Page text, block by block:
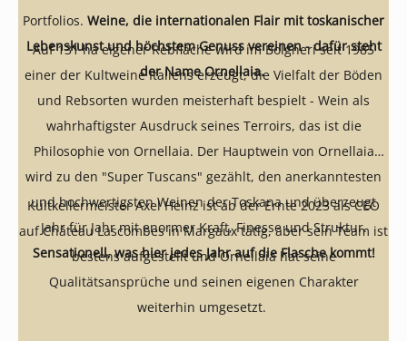
Portfolios. Weine, die internationalen Flair mit toskanischer
Lebenskunst und höchstem Genuss vereinen - dafür steht
der Name Ornellaia.
Auf 131 ha eigener Rebfläche wird im Bolgheri seit 1985
einer der Kultweine Italiens erzeugt, die Vielfalt der Böden
und Rebsorten wurden meisterhaft bespielt - Wein als
wahrhaftigster Ausdruck seines Terroirs, das ist die
Philosophie von Ornellaia. Der Hauptwein von Ornellaia
wird zu den "Super Tuscans" gezählt, den anerkanntesten
und hochwertigsten Weinen der Toskana und überzeugt
Jahr für Jahr mit enormer Kraft, Finesse und Struktur.
Sensationell, was hier jedes Jahr auf die Flasche kommt!
Kultkellermeister Axel Heinz ist ab der Ernte 2023 als CEO
auf Château Lascombes in Margaux tätig, aber sein Team ist
bestens aufgestellt und Ornellaia hat seine
Qualitätsansprüche und seinen eigenen Charakter
weiterhin umgesetzt.